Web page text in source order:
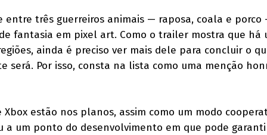
três guerreiros animais — raposa, coala e porco
fantasia em pixel art. Como o trailer mostra que há
ainda é preciso ver mais dele para concluir o
será. Por isso, consta na lista como uma menção
estão nos planos, assim como um modo
a um ponto do desenvolvimento em que pode